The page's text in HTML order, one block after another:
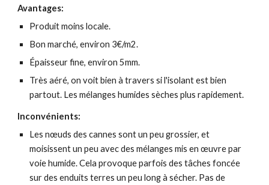
Avantages:
Produit moins locale.
Bon marché, environ 3€/m2.
Épaisseur fine, environ 5mm.
Très aéré, on voit bien à travers si l'isolant est bien
partout. Les mélanges humides sèches plus rapidement.
Inconvénients:
Les nœuds des cannes sont un peu grossier, et
moisissent un peu avec des mélanges mis en œuvre par
voie humide. Cela provoque parfois des tâches foncée
sur des enduits terres un peu long à sécher. Pas de